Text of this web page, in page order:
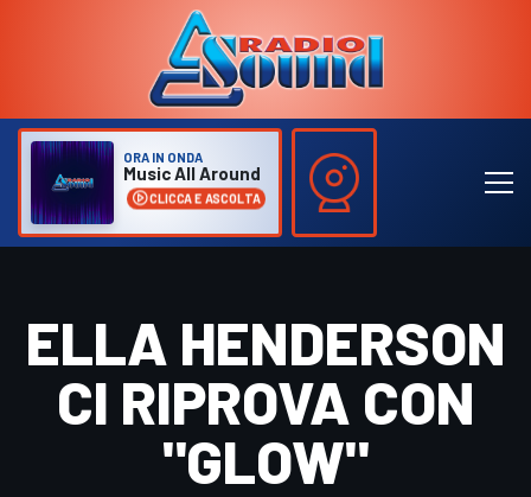
ORA IN ONDA
Music All Around
CLICCA E ASCOLTA
ELLA HENDERSON
CI RIPROVA CON
"GLOW"